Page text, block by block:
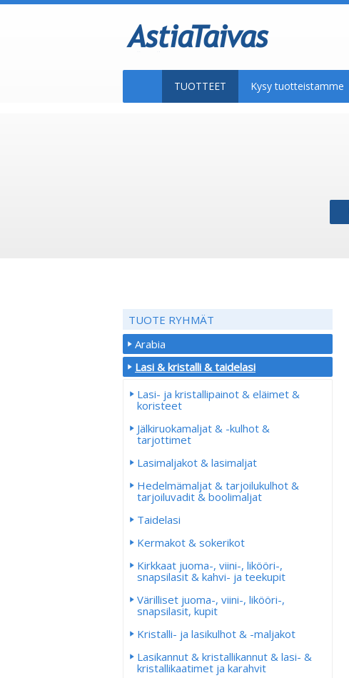
TUOTTEET Kysy tuotteistamme
TUOTE RYHMÄT
Arabia
Lasi & kristalli & taidelasi
Lasi- ja kristallipainot & eläimet &
koristeet
Jälkiruokamaljat & -kulhot &
tarjottimet
Lasimaljakot & lasimaljat
Hedelmämaljat & tarjoilukulhot &
tarjoiluvadit & boolimaljat
Taidelasi
Kermakot & sokerikot
Kirkkaat juoma-, viini-, likööri-,
snapsilasit & kahvi- ja teekupit
Värilliset juoma-, viini-, likööri-,
snapsilasit, kupit
Kristalli- ja lasikulhot & -maljakot
Lasikannut & kristallikannut & lasi- &
kristallikaatimet ja karahvit